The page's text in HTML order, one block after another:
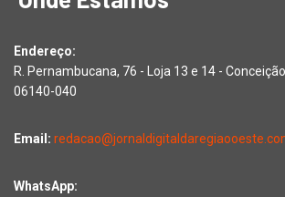
Endereço:
R. Pernambucana, 76 - Loja 13 e 14 -
06140-040
Email:
WhatsApp: